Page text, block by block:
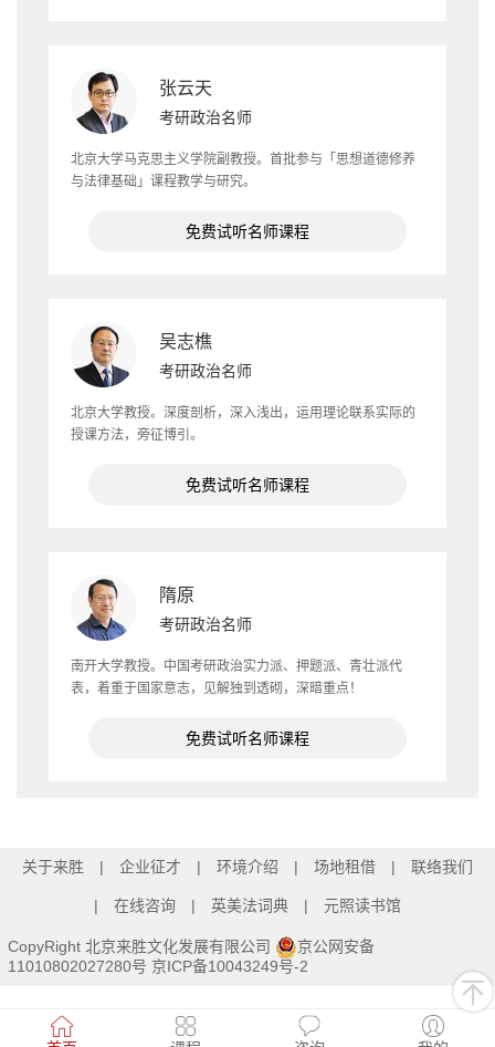
张云天
考研政治名师
北京大学马克思主义学院副教授。首批参与「思想道德修养
与法律基础」课程教学与研究。
免费试听名师课程
吴志樵
考研政治名师
北京大学教授。深度剖析，深入浅出，运用理论联系实际的
授课方法，旁征博引。
免费试听名师课程
隋原
考研政治名师
南开大学教授。中国考研政治实力派、押题派、青壮派代
表，着重于国家意志，见解独到透砌，深暗重点！
免费试听名师课程
关于来胜 企业征才 环境介绍 场地租借 联络我们
在线咨询 英美法词典 元照读书馆
CopyRight 北京来胜文化发展有限公司
京公网安备
11010802027280号 京ICP备10043249号-2